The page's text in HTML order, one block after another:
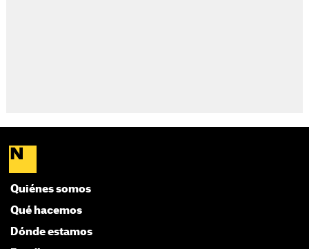
Quiénes somos
Qué hacemos
Dónde estamos